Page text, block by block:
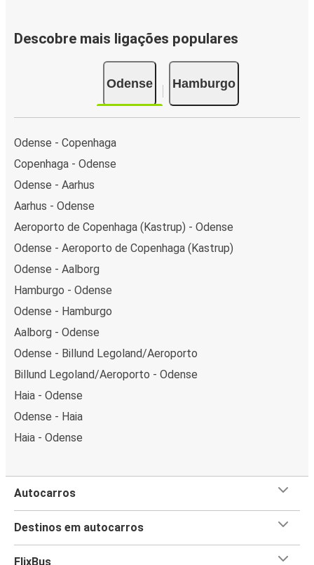
Descobre mais ligações populares
Odense Hamburgo
Odense - Copenhaga
Copenhaga - Odense
Odense - Aarhus
Aarhus - Odense
Aeroporto de Copenhaga (Kastrup) - Odense
Odense - Aeroporto de Copenhaga (Kastrup)
Odense - Aalborg
Hamburgo - Odense
Odense - Hamburgo
Aalborg - Odense
Odense - Billund Legoland/Aeroporto
Billund Legoland/Aeroporto - Odense
Haia - Odense
Odense - Haia
Haia - Odense
Autocarros
Destinos em autocarros
FlixBus